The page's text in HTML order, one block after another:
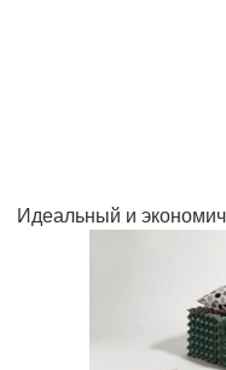
Идеальный и